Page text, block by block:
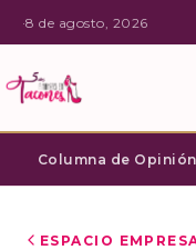
·8 de agosto, 2026
Columna de Opinión
ESPACIO